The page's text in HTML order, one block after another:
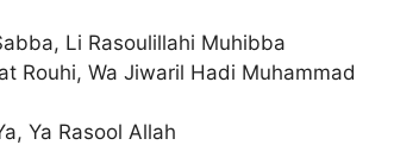
Li Rasoulillahi Muhibba
Rouhi, Wa Jiwaril Hadi Muhammad
Ya Rasool Allah